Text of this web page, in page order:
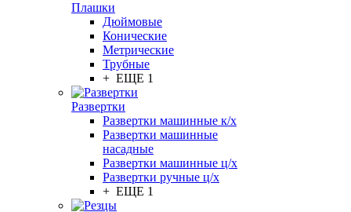
Плашки
Дюймовые
Конические
Метрические
Трубные
+ ЕЩЕ 1
Развертки
Развертки машинные к/х
Развертки машинные
насадные
Развертки машинные ц/х
Развертки ручные ц/х
+ ЕЩЕ 1